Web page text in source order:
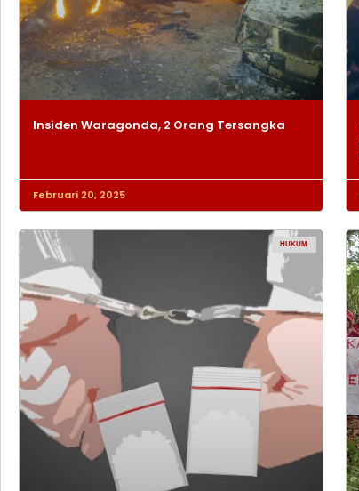
Insiden Waragonda, 2 Orang Tersangka
Februari 20, 2025
HUKUM